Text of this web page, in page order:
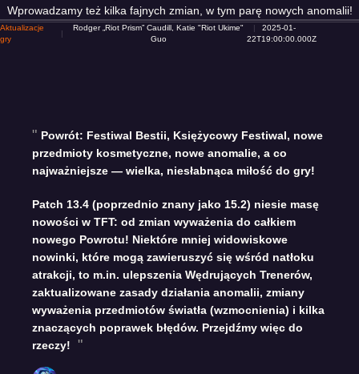
Wprowadzamy też kilka fajnych zmian, w tym parę nowych anomalii!
Aktualizacje
gry
Rodger „Riot Prism” Caudill, Katie "Riot Ukime"
Guo
2025-01-
22T19:00:00.000Z
Powrót: Festiwal Bestii, Księżycowy Festiwal, nowe
przedmioty kosmetyczne, nowe anomalie, a co
najważniejsze — wielka, niesłabnąca miłość do gry!
Patch 13.4 (poprzednio znany jako 15.2) niesie masę
nowości w TFT: od zmian wyważenia do całkiem
nowego Powrotu! Niektóre mniej widowiskowe
nowinki, które mogą zawieruszyć się wśród natłoku
atrakcji, to m.in. ulepszenia Wędrujących Trenerów,
zaktualizowane zasady działania anomalii, zmiany
wyważenia przedmiotów światła (wzmocnienia) i kilka
znaczących poprawek błędów. Przejdźmy więc do
rzeczy!